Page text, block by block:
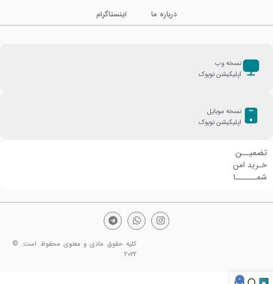
درباره ما
اینستاگرام
نسخه وب
اپلیکیشن نوبوک
نسخه موبایل
اپلیکیشن نوبوک
تضمیــن
خـرید امن
شمـــــــا
کلیه حقوق مادی و معنوی محفوظ است. ©
2022
0